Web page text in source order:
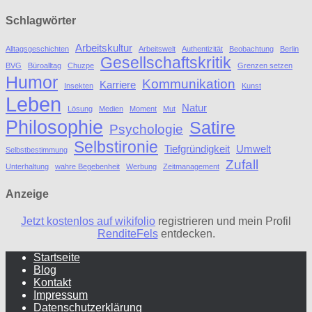
Schlagwörter
Alltagsgeschichten Arbeitskultur Arbeitswelt Authentizität Beobachtung
Berlin
BVG
Büroalltag Chuzpe Gesellschaftskritik Grenzen setzen
Humor Insekten Karriere Kommunikation Kunst
Leben Lösung Medien Moment Mut Natur
Philosophie Psychologie Satire
Selbstbestimmung Selbstironie Tiefgründigkeit Umwelt
Unterhaltung wahre Begebenheit Werbung Zeitmanagement Zufall
Anzeige
Jetzt kostenlos auf wikifolio registrieren und mein Profil
RenditeFelsentdecken.
Startseite
Blog
Kontakt
Impressum
Datenschutzerklärung